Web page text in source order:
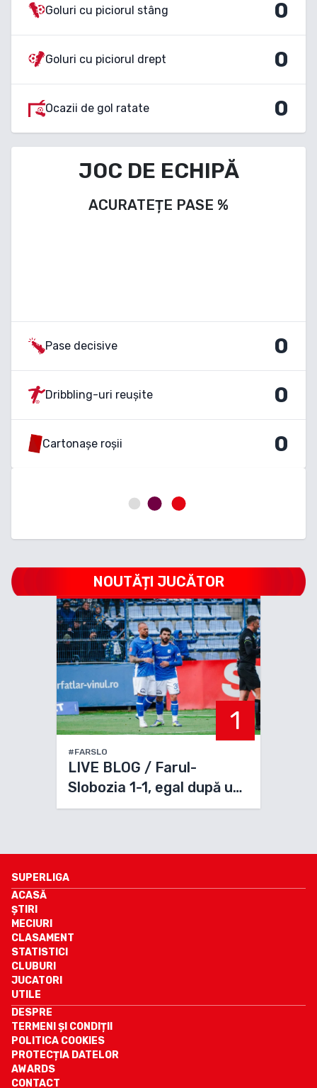
Goluri cu piciorul stâng 0
Goluri cu piciorul drept 0
Ocazii de gol ratate 0
JOC DE ECHIPĂ
ACURATEȚE PASE %
Pase decisive 0
Dribbling-uri reușite 0
Cartonașe roșii 0
NOUTĂȚI JUCĂTOR
1
#FARSLO
LIVE BLOG / Farul-
Slobozia 1-1, egal după un
meci animat.
SUPERLIGA
ACASĂ
ȘTIRI
MECIURI
CLASAMENT
STATISTICI
CLUBURI
JUCATORI
UTILE
DESPRE
TERMENI ȘI CONDIȚII
POLITICA COOKIES
PROTECȚIA DATELOR
AWARDS
CONTACT